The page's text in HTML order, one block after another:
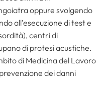
oppure svolgendo
all’esecuzione di test e
centri di
di protesi acustiche.
di Medicina del Lavoro
dei danni